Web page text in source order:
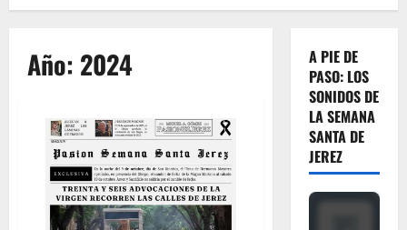
Año: 2024
A PIE DE
PASO: LOS
SONIDOS DE
LA SEMANA
SANTA DE
JEREZ